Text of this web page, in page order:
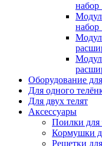
набор
набор
Оборудование
Для одного
Для двух телят
Аксессуары
Поилки для
Кормушки
Решетки